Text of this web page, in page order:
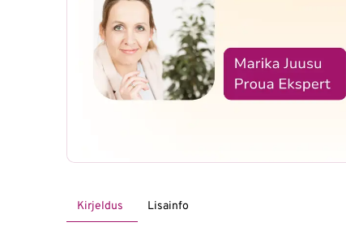
Kirjeldus Lisainfo